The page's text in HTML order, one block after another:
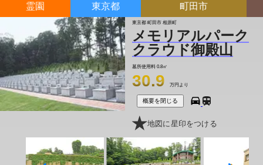
霊園 東京都 町田市
東京都 町田市 相原町
メモリアルパーク
クラウド御殿山
墓所使用料 0.8㎡
30.9 万円より
概要を閉じる
地図に星印をつける